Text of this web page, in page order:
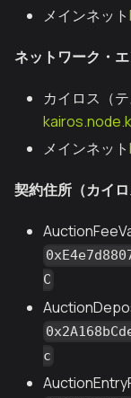
メインネット
ネットワーク・
カイロス（
メインネット
契約住所（カイロ
C
c